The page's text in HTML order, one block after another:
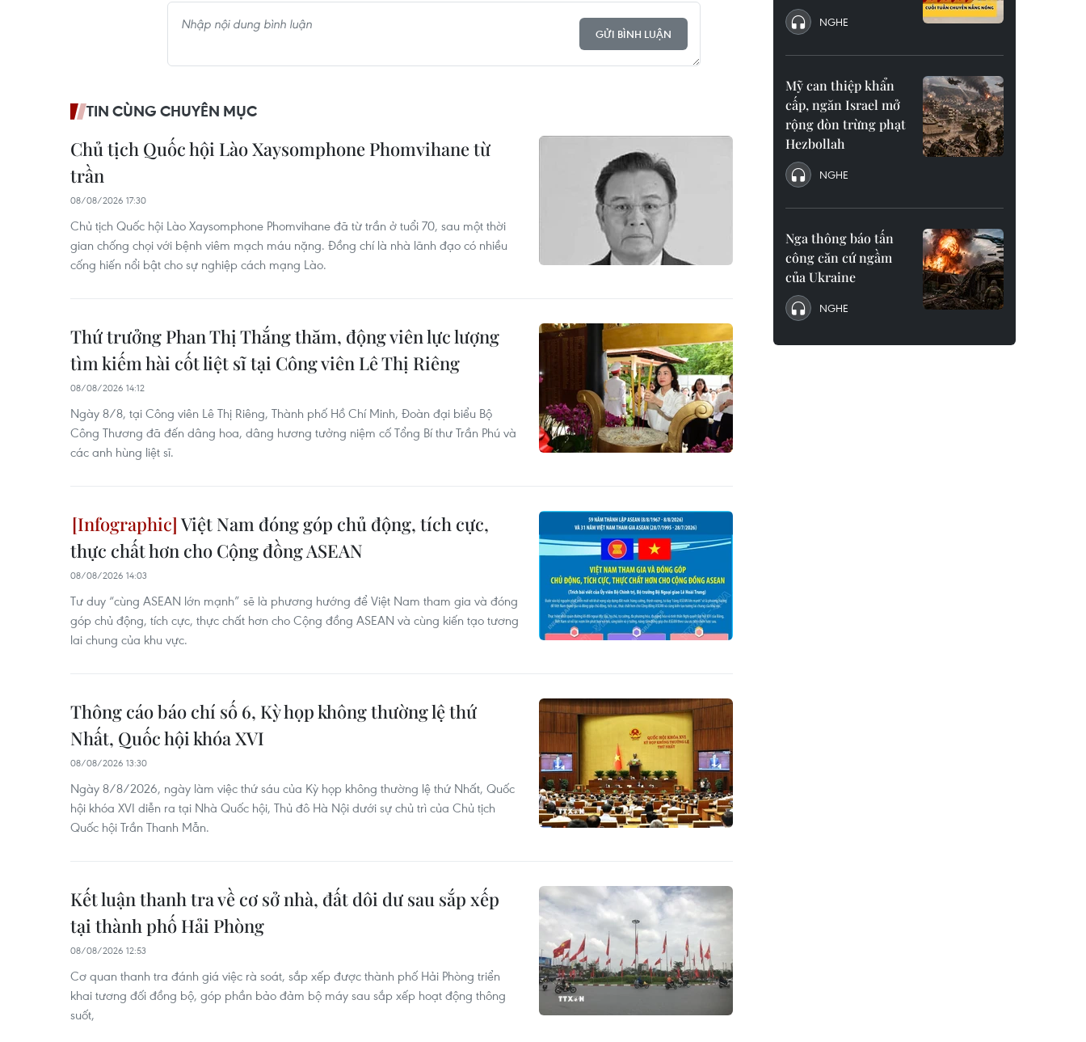
GỬI BÌNH LUẬN
TIN CÙNG CHUYÊN MỤC
Chủ tịch Quốc hội Lào Xaysomphone Phomvihane từ
trần
08/08/2026 17:30
Chủ tịch Quốc hội Lào Xaysomphone Phomvihane đã từ trần ở tuổi 70, sau một thời
gian chống chọi với bệnh viêm mạch máu nặng. Đồng chí là nhà lãnh đạo có nhiều
cống hiến nổi bật cho sự nghiệp cách mạng Lào.
Thứ trưởng Phan Thị Thắng thăm, động viên lực lượng
tìm kiếm hài cốt liệt sĩ tại Công viên Lê Thị Riêng
08/08/2026 14:12
Ngày 8/8, tại Công viên Lê Thị Riêng, Thành phố Hồ Chí Minh, Đoàn đại biểu Bộ
Công Thương đã đến dâng hoa, dâng hương tưởng niệm cố Tổng Bí thư Trần Phú và
các anh hùng liệt sĩ.
Việt Nam đóng góp chủ động, tích cực,
thực chất hơn cho Cộng đồng ASEAN
08/08/2026 14:03
Tư duy “cùng ASEAN lớn mạnh” sẽ là phương hướng để Việt Nam tham gia và đóng
góp chủ động, tích cực, thực chất hơn cho Cộng đồng ASEAN và cùng kiến tạo tương
lai chung của khu vực.
Thông cáo báo chí số 6, Kỳ họp không thường lệ thứ
Nhất, Quốc hội khóa XVI
08/08/2026 13:30
Ngày 8/8/2026, ngày làm việc thứ sáu của Kỳ họp không thường lệ thứ Nhất, Quốc
hội khóa XVI diễn ra tại Nhà Quốc hội, Thủ đô Hà Nội dưới sự chủ trì của Chủ tịch
Quốc hội Trần Thanh Mẫn.
Kết luận thanh tra về cơ sở nhà, đất dôi dư sau sắp xếp
tại thành phố Hải Phòng
08/08/2026 12:53
Cơ quan thanh tra đánh giá việc rà soát, sắp xếp được thành phố Hải Phòng triển
khai tương đối đồng bộ, góp phần bảo đảm bộ máy sau sắp xếp hoạt động thông
suốt,
NGHE
Mỹ can thiệp khẩn
cấp, ngăn Israel mở
rộng đòn trừng phạt
Hezbollah
NGHE
Nga thông báo tấn
công căn cứ ngầm
của Ukraine
NGHE